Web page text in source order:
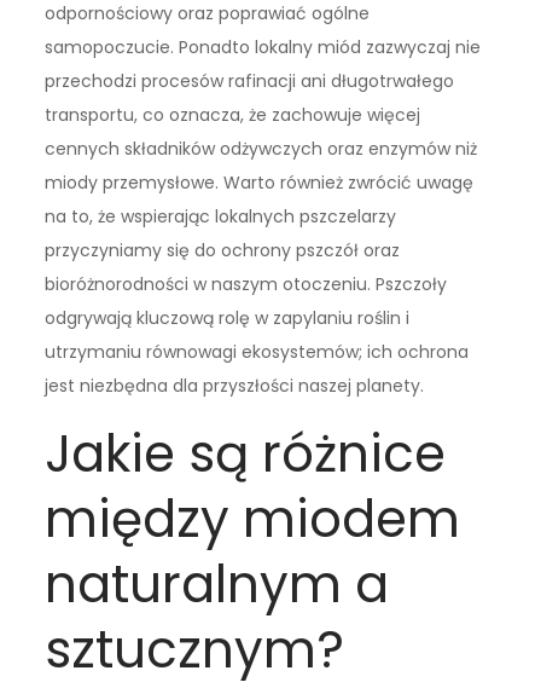
odpornościowy oraz poprawiać ogólne
samopoczucie. Ponadto lokalny miód zazwyczaj nie
przechodzi procesów rafinacji ani długotrwałego
transportu, co oznacza, że zachowuje więcej
cennych składników odżywczych oraz enzymów niż
miody przemysłowe. Warto również zwrócić uwagę
na to, że wspierając lokalnych pszczelarzy
przyczyniamy się do ochrony pszczół oraz
bioróżnorodności w naszym otoczeniu. Pszczoły
odgrywają kluczową rolę w zapylaniu roślin i
utrzymaniu równowagi ekosystemów; ich ochrona
jest niezbędna dla przyszłości naszej planety.
Jakie są różnice
między miodem
naturalnym a
sztucznym?